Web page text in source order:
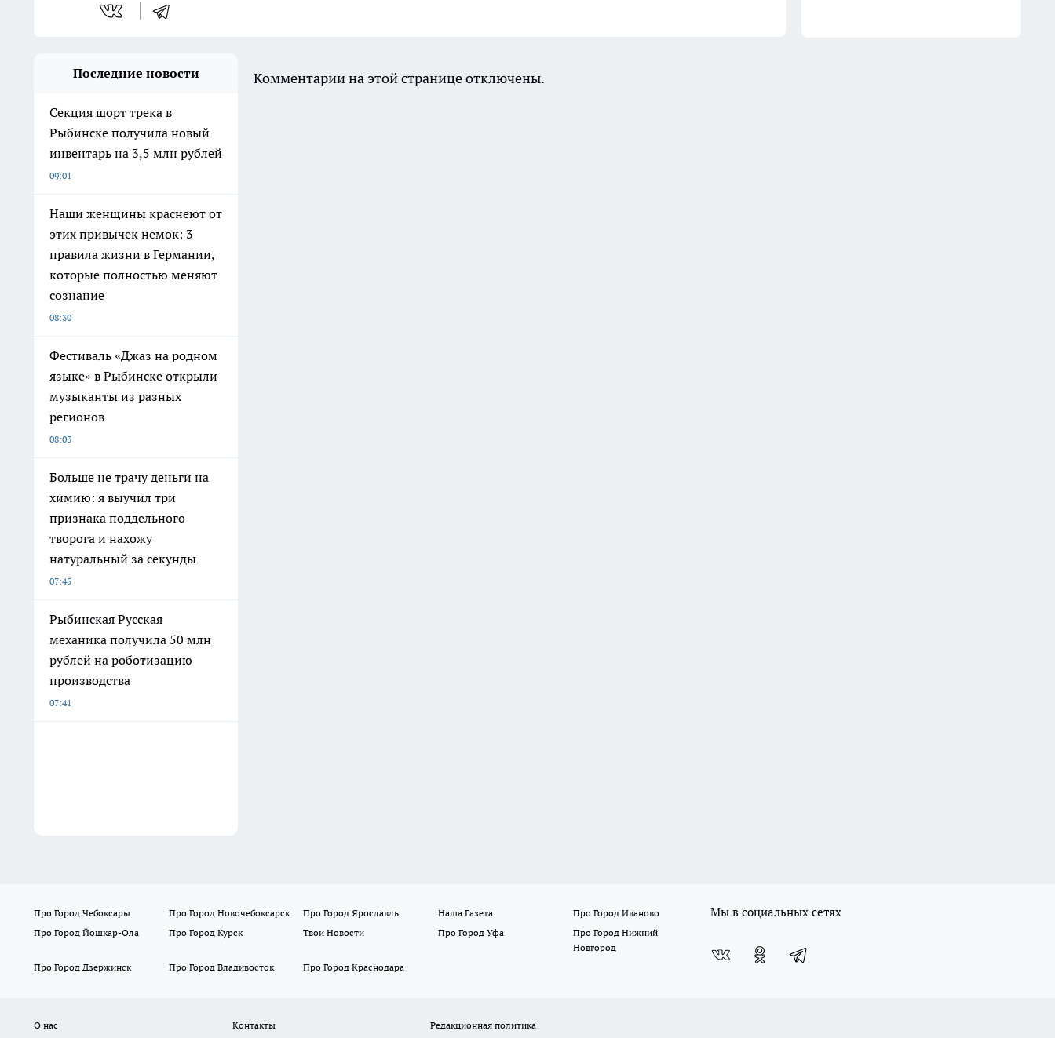
Последние новости
Секция шорт трека в
Рыбинске получила новый
инвентарь на 3,5 млн рублей
09:01
Наши женщины краснеют от
этих привычек немок: 3
правила жизни в Германии,
которые полностью меняют
сознание
08:30
Фестиваль «Джаз на родном
языке» в Рыбинске открыли
музыканты из разных
регионов
08:03
Больше не трачу деньги на
химию: я выучил три
признака поддельного
творога и нахожу
натуральный за секунды
07:45
Рыбинская Русская
механика получила 50 млн
рублей на роботизацию
производства
07:41
Комментарии на этой странице отключены.
Про Город Чебоксары Про Город Новочебоксарск Про Город Ярославль Наша Газета
Про Город Иваново
Про Город Йошкар-Ола
Про Город Курск Твои Новости Про Город Уфа
Про Город Нижний
Новгород
Про Город Дзержинск
Про Город Владивосток Про Город Краснодара
Мы в социальных сетях
О нас Контакты Редакционная политика